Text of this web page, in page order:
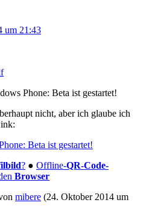
um 21:43
Phone: Beta ist gestartet!
nicht, aber ich glaube ich
Beta ist gestartet!
? ● Offline-QR-Code-
Browser
mibere (24. Oktober 2014 um